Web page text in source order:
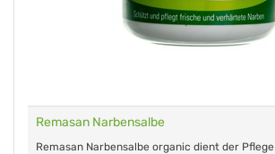
Remasan Narbensalbe
Remasan Narbensalbe organic dient der